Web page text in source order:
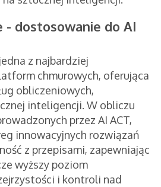
- dostosowanie do AI
z najbardziej
chmurowych, oferująca
obliczeniowych,
inteligencji. W obliczu
przez AI ACT,
innowacyjnych rozwiązań
z przepisami, zapewniając
wyższy poziom
i kontroli nad